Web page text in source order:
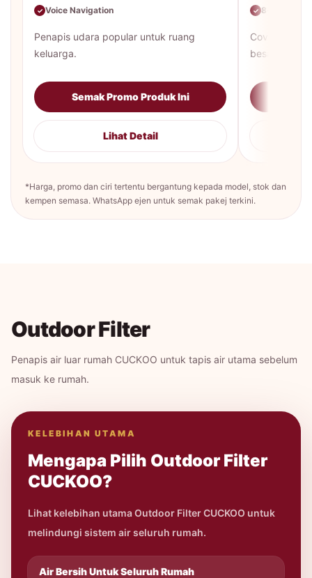
✓ Voice Navigation
Penapis udara popular untuk ruang
keluarga.
Semak Promo Produk Ini
Lihat Detail
✓ 8-color air
Coverage
besar.
*Harga, promo dan ciri tertentu bergantung kepada model, stok dan
kempen semasa. WhatsApp ejen untuk semak pakej terkini.
Outdoor Filter
Penapis air luar rumah CUCKOO untuk tapis air utama sebelum
masuk ke rumah.
KELEBIHAN UTAMA
Mengapa Pilih Outdoor Filter
CUCKOO?
Lihat kelebihan utama Outdoor Filter CUCKOO untuk
melindungi sistem air seluruh rumah.
Air Bersih Untuk Seluruh Rumah